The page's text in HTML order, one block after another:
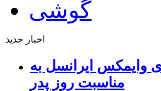
اخبار جدید
وایمکس ایرانسل به
مناسبت روز پدر